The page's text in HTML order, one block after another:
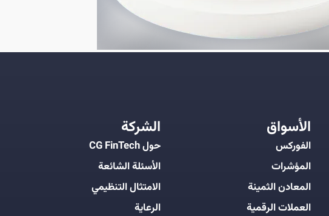
الأسواق
الفوركس
المؤشرات
المعادن الثمينة
العملات الرقمية
الشركة
حول CG FinTech
الأسئلة الشائعة
الامتثال التنظيمي
الرعاية